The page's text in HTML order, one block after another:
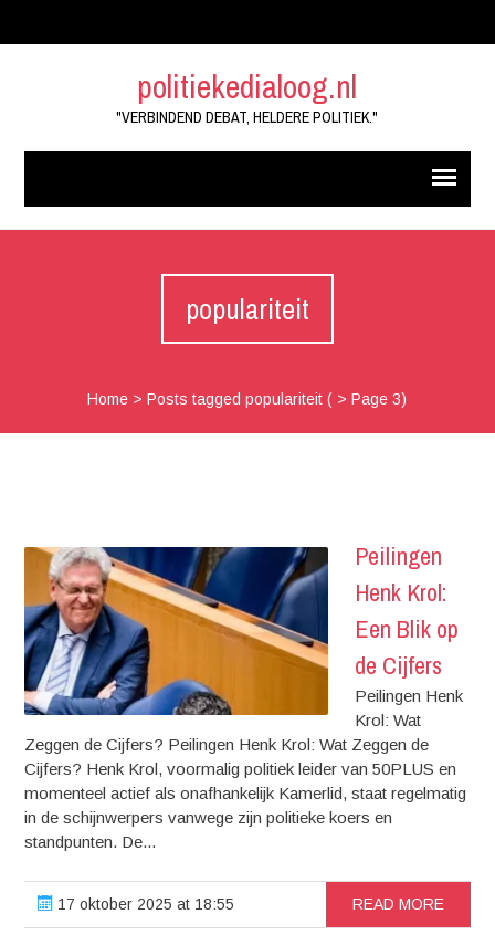
politiekedialoog.nl
"VERBINDEND DEBAT, HELDERE POLITIEK."
populariteit
Home >Posts tagged populariteit ( > Page 3)
Peilingen
Henk Krol:
Een Blik op
de Cijfers
Peilingen Henk
Krol: Wat
Zeggen de Cijfers? Peilingen Henk Krol: Wat Zeggen de
Cijfers? Henk Krol, voormalig politiek leider van 50PLUS en
momenteel actief als onafhankelijk Kamerlid, staat regelmatig
in de schijnwerpers vanwege zijn politieke koers en
standpunten. De...
17 oktober 2025 at 18:55 READ MORE